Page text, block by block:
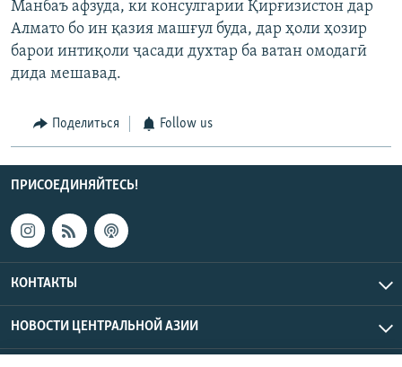
Манбаъ афзуда, ки консулгарии Қирғизистон дар
Алмато бо ин қазия машғул буда, дар ҳоли ҳозир
барои интиқоли ҷасади духтар ба ватан омодагӣ
дида мешавад.
Поделиться Follow us
ПРИСОЕДИНЯЙТЕСЬ!
КОНТАКТЫ
НОВОСТИ ЦЕНТРАЛЬНОЙ АЗИИ